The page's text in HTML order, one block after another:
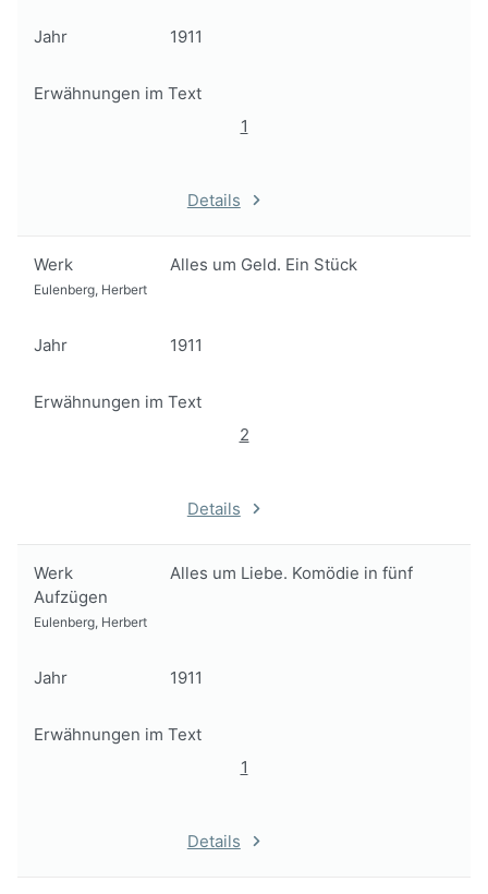
Jahr 1911
Erwähnungen im Text
1
Details
Werk Alles um Geld. Ein Stück
Eulenberg, Herbert
Jahr 1911
Erwähnungen im Text
2
Details
Werk
Alles um Liebe. Komödie in fünf
Aufzügen
Eulenberg, Herbert
Jahr 1911
Erwähnungen im Text
1
Details